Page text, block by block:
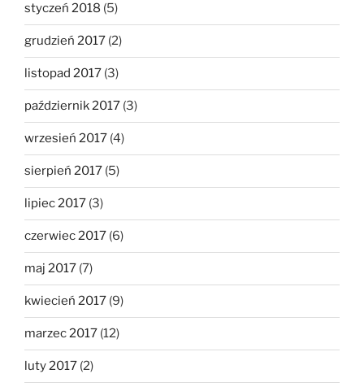
styczeń 2018 (5)
grudzień 2017 (2)
listopad 2017 (3)
październik 2017 (3)
wrzesień 2017 (4)
sierpień 2017 (5)
lipiec 2017 (3)
czerwiec 2017 (6)
maj 2017 (7)
kwiecień 2017 (9)
marzec 2017 (12)
luty 2017 (2)